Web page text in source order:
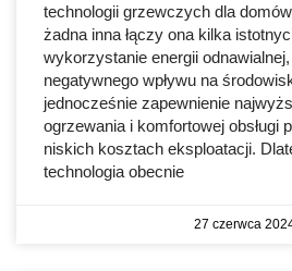
technologii grzewczych dla
żadna inna łączy ona kilka
wykorzystanie energii
negatywnego wpływu na
jednocześnie zapewnienie
ogrzewania i komfortowej obsługi
niskich kosztach eksploatacji.
technologia obecnie
27 czerwca